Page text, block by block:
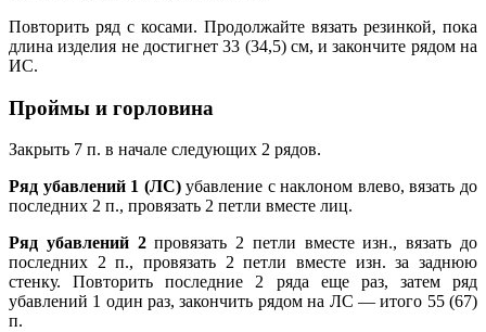
Повторить ряд с косами. Продолжайте вязать резинкой, пока
длина изделия не достигнет 33 (34,5) см, и закончите рядом на
ИС.
Проймы и горловина
Закрыть 7 п. в начале следующих 2 рядов.
Ряд убавлений 1 (ЛС)убавление с наклоном влево, вязать до
последних 2 п., провязать 2 петли вместе лиц.
Ряд убавлений 2провязать 2 петли вместе изн., вязать до
последних 2 п., провязать 2 петли вместе изн. за заднюю
стенку. Повторить последние 2 ряда еще раз, затем ряд
убавлений 1 один раз, закончить рядом на ЛС — итого 55 (67)
п.